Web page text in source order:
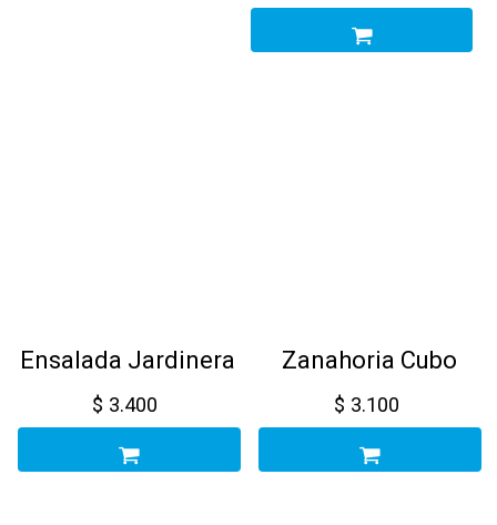
Ensalada Jardinera
$ 3.400
Zanahoria Cubo
$ 3.100